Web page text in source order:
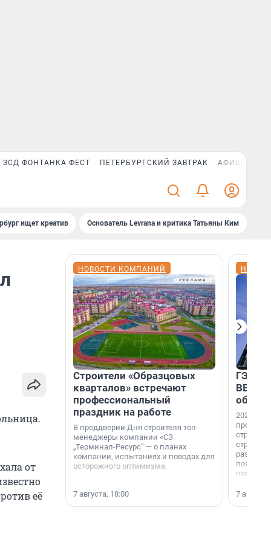
ЗСД ФОНТАНКА ФЕСТ ПЕТЕРБУРГСКИЙ ЗАВТРАК АФИША PLUS
ищет креатив Основатель Levrana и критика Татьяны Ким
от
её
НОВОСТИ КОМПАНИЙ
Строители «Образцовых
кварталов» встречают
профессиональный
праздник на работе
В преддверии Дня строителя топ-
менеджеры компании «СЗ
„Терминал-Ресурс“ — о планах
компании, испытаниях и поводах для
осторожного оптимизма.
7 августа, 18:00
ГЭС,
ВВП: в
об
2026-й —
раз. В
7